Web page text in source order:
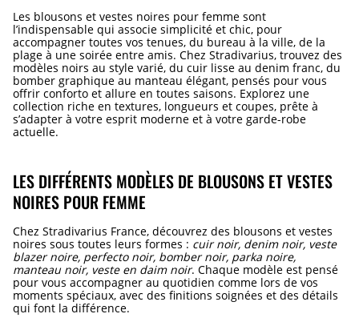
Les blousons et vestes noires pour femme sont
l’indispensable qui associe simplicité et chic, pour
accompagner toutes vos tenues, du bureau à la ville, de la
plage à une soirée entre amis. Chez Stradivarius, trouvez des
modèles noirs au style varié, du cuir lisse au denim franc, du
bomber graphique au manteau élégant, pensés pour vous
offrir conforto et allure en toutes saisons. Explorez une
collection riche en textures, longueurs et coupes, prête à
s’adapter à votre esprit moderne et à votre garde-robe
actuelle.
LES DIFFÉRENTS MODÈLES DE BLOUSONS ET VESTES
NOIRES POUR FEMME
Chez Stradivarius France, découvrez des blousons et vestes
noires sous toutes leurs formes : cuir noir, denim noir, veste
blazer noire, perfecto noir, bomber noir, parka noire,
manteau noir, veste en daim noir. Chaque modèle est pensé
pour vous accompagner au quotidien comme lors de vos
moments spéciaux, avec des finitions soignées et des détails
qui font la différence.